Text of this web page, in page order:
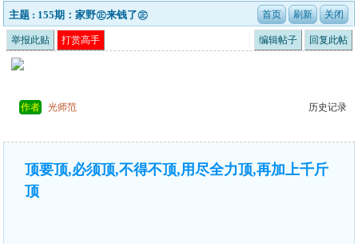
主题 : 155期：家野㊣来钱了㊣
举报此贴 打赏高手 编辑帖子 回复此帖
作者 光师范 历史记录
顶要顶,必须顶,不得不顶,用尽全力顶,再加上千斤
顶